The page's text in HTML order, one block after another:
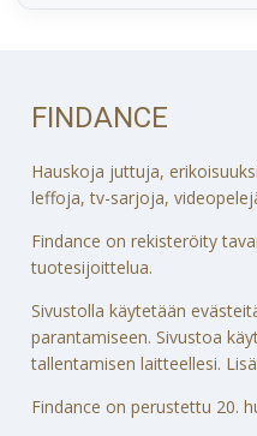
FINDANCE
Hauskoja juttuja,
leffoja, tv-sarjoja,
Findance on rekisteröity
tuotesijoittelua.
Sivustolla käytetään
parantamiseen. Sivustoa
tallentamisen laitteellesi.
Findance on perustettu 20.